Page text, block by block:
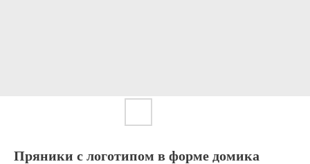
Пряники с логотипом в форме домика